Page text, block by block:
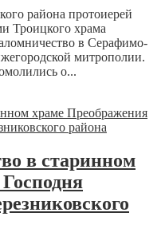
района протоиерей
Троицкого храма
в Серафимо-
митрополии.
о...
в старинном